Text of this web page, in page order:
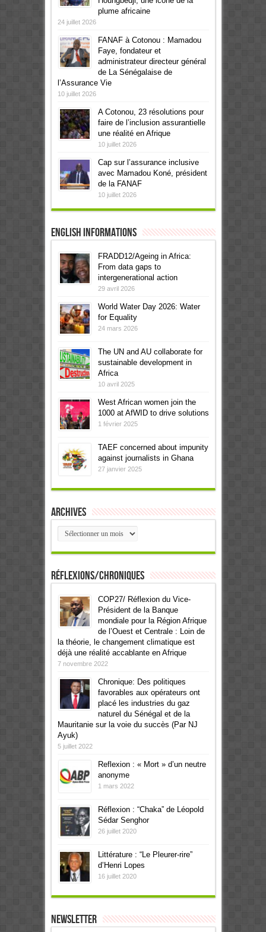
plume africaine
24 juillet 2026
FANAF à Cotonou : Mamadou
Faye, fondateur et
administrateur directeur général
de La Sénégalaise de
l’Assurance Vie
10 juillet 2026
A Cotonou, 23 résolutions pour
faire de l’inclusion assurantielle
une réalité en Afrique
10 juillet 2026
Cap sur l’assurance inclusive
avec Mamadou Koné, président
de la FANAF
10 juillet 2026
English informations
FRADD12/Ageing in Africa:
From data gaps to
intergenerational action
29 avril 2026
World Water Day 2026: Water
for Equality
24 mars 2026
The UN and AU collaborate for
sustainable development in
Africa
10 avril 2025
West African women join the
1000 at AfWID to drive solutions
1 février 2025
TAEF concerned about impunity
against journalists in Ghana
27 janvier 2025
Archives
Archives
Réflexions/Chroniques
COP27/ Réflexion du Vice-
Président de la Banque
mondiale pour la Région Afrique
de l’Ouest et Centrale : Loin de
la théorie, le changement climatique est
déjà une réalité accablante en Afrique
7 novembre 2022
Chronique: Des politiques
favorables aux opérateurs ont
placé les industries du gaz
naturel du Sénégal et de la
Mauritanie sur la voie du succès (Par NJ
Ayuk)
5 juillet 2022
Reflexion : « Mort » d’un neutre
anonyme
1 mars 2022
Réflexion : “Chaka” de Léopold
Sédar Senghor
26 juillet 2020
Littérature : “Le Pleurer-rire”
d’Henri Lopes
16 juillet 2020
Newsletter